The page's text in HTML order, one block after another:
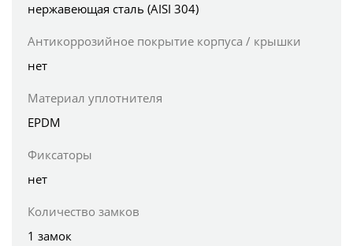
нержавеющая сталь (AISI 304)
Антикоррозийное покрытие корпуса / крышки
нет
Материал уплотнителя
EPDM
Фиксаторы
нет
Количество замков
1 замок